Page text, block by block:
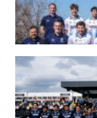
07/08/2026
LAS LEONAS LISTAS PARA
Del 15 al 30 de agosto, el
la Copa del Mundo en
LEER MÁS
07/08/2026
LOS LEONES LISTOS PARA